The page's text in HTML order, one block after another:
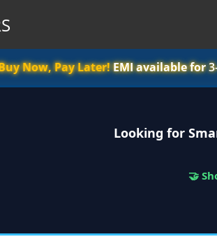
Now, Pay Later!EMI available for
Looking for
🤝